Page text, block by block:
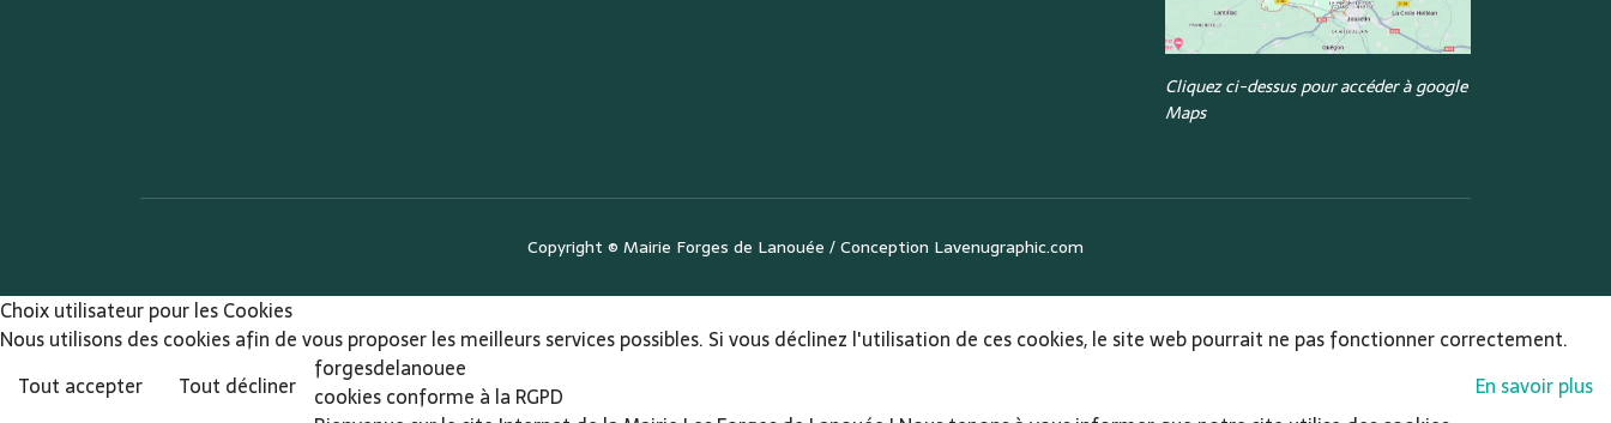
Cliquez ci-dessus pour accéder à google
Maps
Copyright © Mairie Forges de Lanouée / Conception Lavenugraphic.com
Choix utilisateur pour les Cookies
Nous utilisons des cookies afin de vous proposer les meilleurs services possibles. Si vous déclinez l'utilisation de ces cookies, le site web pourrait ne pas fonctionner correctement.
Tout accepter
Tout décliner En savoir plus
forgesdelanouee
cookies conforme à la RGPD